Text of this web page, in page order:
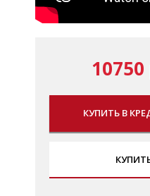
10750
КУПИТЬ В